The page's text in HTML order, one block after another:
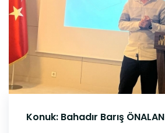
Konuk: Bahadır Barış ÖNALAN